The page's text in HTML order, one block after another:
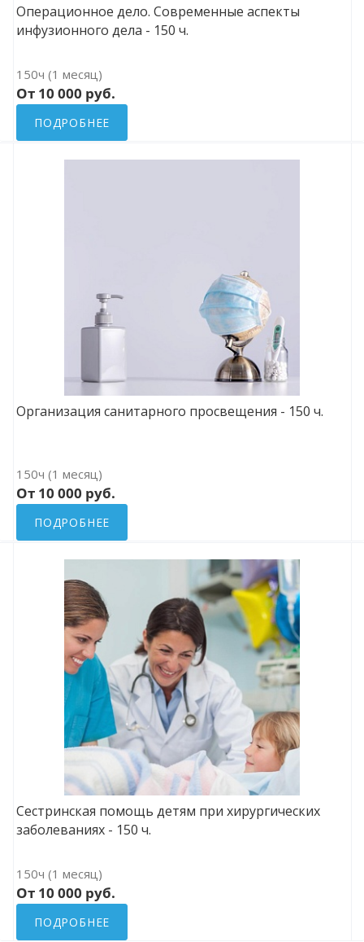
Операционное дело. Современные аспекты
инфузионного дела - 150 ч.
150ч (1 месяц)
От 10 000 руб.
ПОДРОБНЕЕ
Организация санитарного просвещения - 150 ч.
150ч (1 месяц)
От 10 000 руб.
ПОДРОБНЕЕ
Сестринская помощь детям при хирургических
заболеваниях - 150 ч.
150ч (1 месяц)
От 10 000 руб.
ПОДРОБНЕЕ